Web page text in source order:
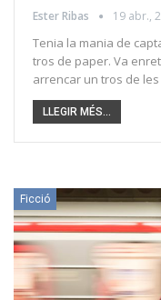
Ester Ribas 19 abr.,
Tenia la mania de
tros de paper. Va
arrencar un tros de
LLEGIR MÉS...
Ficció